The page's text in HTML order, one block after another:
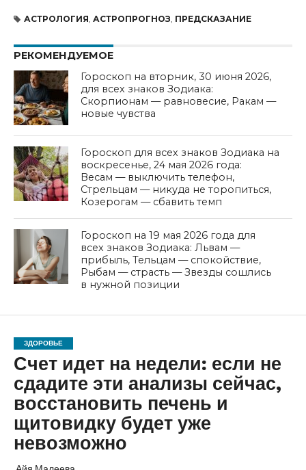
АСТРОЛОГИЯ, АСТРОПРОГНОЗ, ПРЕДСКАЗАНИЕ
РЕКОМЕНДУЕМОЕ
Гороскоп на вторник, 30 июня 2026,
для всех знаков Зодиака:
Скорпионам — равновесие, Ракам —
новые чувства
Гороскоп для всех знаков Зодиака на
воскресенье, 24 мая 2026 года:
Весам — выключить телефон,
Стрельцам — никуда не торопиться,
Козерогам — сбавить темп
Гороскоп на 19 мая 2026 года для
всех знаков Зодиака: Львам —
прибыль, Тельцам — спокойствие,
Рыбам — страсть — Звезды сошлись
в нужной позиции
ЗДОРОВЬЕ
Счет идет на недели: если не
сдадите эти анализы сейчас,
восстановить печень и
щитовидку будет уже
невозможно